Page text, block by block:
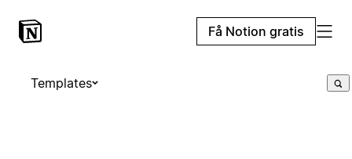
Få Notion gratis
Templates